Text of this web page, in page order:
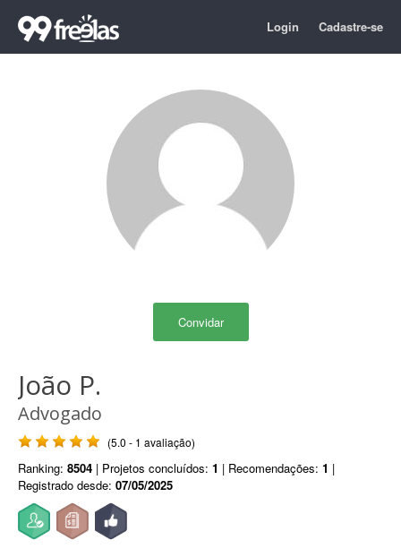
Login Cadastre-se
Convidar
João P.
Advogado
(5.0 - 1 avaliação)
Ranking: 8504 | Projetos concluídos: 1 | Recomendações: 1 |
Registrado desde: 07/05/2025